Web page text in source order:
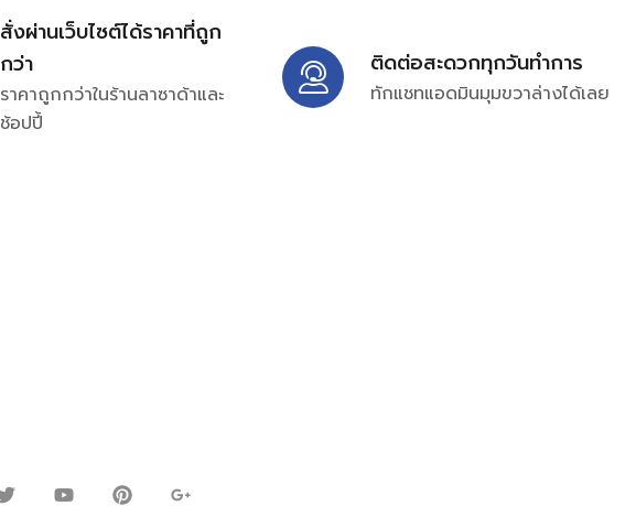
สั่งผ่านเว็บไซต์ได้ราคาที่ถูก
กว่า
ราคาถูกกว่าในร้านลาซาด้าและ
ช้อปปี้
ติดต่อสะดวกทุกวันทำการ
ทักแชทแอดมินมุมขวาล่างได้เลย